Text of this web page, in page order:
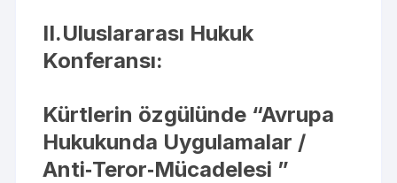
II.Uluslararası Hukuk
Konferansı:
Kürtlerin özgülünde “Avrupa
Hukukunda Uygulamalar /
Anti‐Teror‐Mücadelesi ”